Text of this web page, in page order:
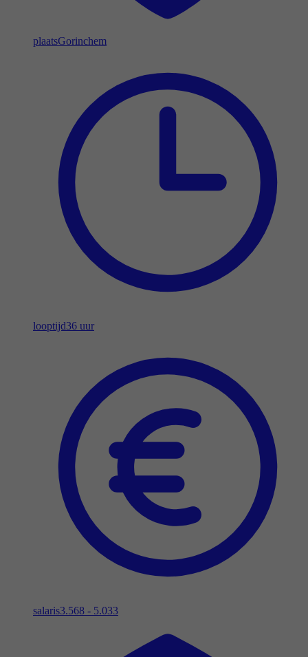
plaatsGorinchem
looptijd36 uur
salaris3.568 - 5.033